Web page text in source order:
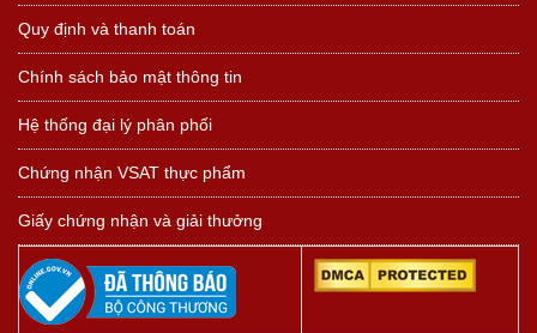
Quy định và thanh toán
Chính sách bảo mật thông tin
Hệ thống đại lý phân phối
Chứng nhận VSAT thực phẩm
Giấy chứng nhận và giải thưởng